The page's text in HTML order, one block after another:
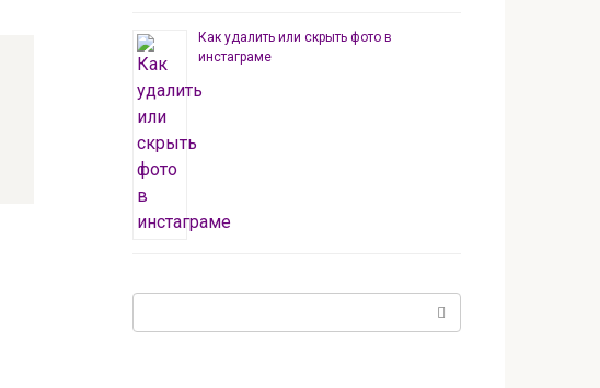
Как удалить или скрыть фото в
инстаграме